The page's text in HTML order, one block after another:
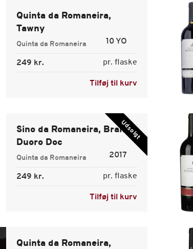
Quinta da Romaneira,
Tawny
Quinta da Romaneira 10 YO
249 kr. pr. flaske
Tilføj til kurv
Udsolgt
Sino da Romaneira, Branco
Duoro Doc
Quinta da Romaneira 2017
249 kr. pr. flaske
Tilføj til kurv
Quinta da Romaneira,